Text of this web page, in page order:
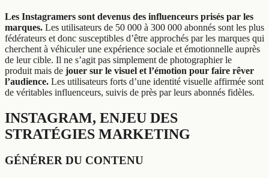
Les Instagramers sont devenus des influenceurs prisés par les
marques. Les utilisateurs de 50 000 à 300 000 abonnés sont les plus
fédérateurs et donc susceptibles d’être approchés par les marques qui
cherchent à véhiculer une expérience sociale et émotionnelle auprès
de leur cible. Il ne s’agit pas simplement de photographier le
produit mais de jouer sur le visuel et l’émotion pour faire rêver
l’audience. Les utilisateurs forts d’une identité visuelle affirmée sont
de véritables influenceurs, suivis de près par leurs abonnés fidèles.
INSTAGRAM, ENJEU DES
STRATÉGIES MARKETING
GÉNÉRER DU CONTENU